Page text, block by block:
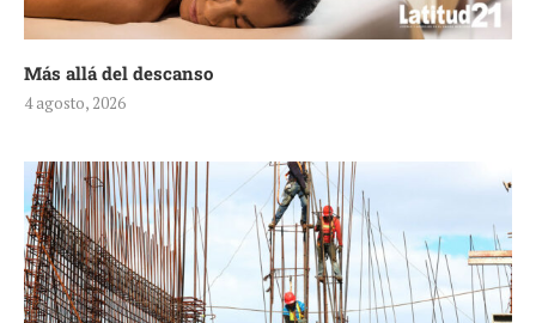
Más allá del descanso
4 agosto, 2026